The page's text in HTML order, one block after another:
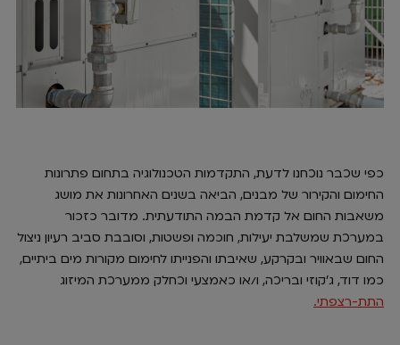
כפי שכבר נוכחנו לדעת, התקדמות הטכנולוגיה בתחום פתרונות
החימום והקירור של מבנים, הביאה בשנים האחרונות את מושג
משאבות החום אל קדמת הבמה התודעתית. מדובר כזכור
במערכת שמשלבת יעילות, חוכמה ופשטות, וסובבת סביב רעיון ניצול
החום שבאוויר ובקרקע, שאיבתו והפנייתו לחימום מקורות מים ביתיים,
כמו דוד, ג'קוזי ובריכה, ו/או כאמצעי וכחלק ממערכת המיזוג
התת-רצפתי.